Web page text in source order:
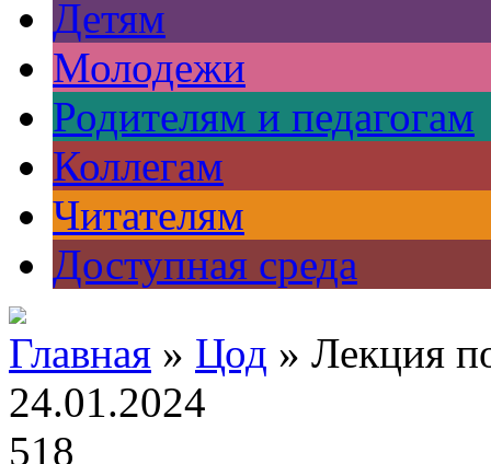
Детям
Молодежи
Родителям и педагогам
Коллегам
Читателям
Доступная среда
Главная » Цод » Лекция
24.01.2024
518